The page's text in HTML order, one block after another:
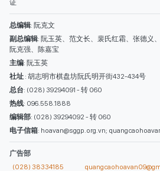
西贡解放报网版权所有
由越南新闻与传播部所属报刊局于2023年09月
证
总编辑
副总编辑: 阮玉英、范文长、裴氏红霜、张德义